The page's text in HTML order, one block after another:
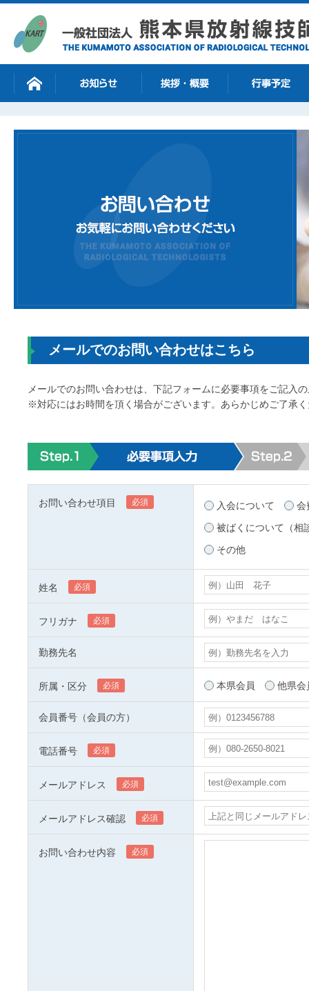
メールでのお問い合わせはこちら
メールでのお問い合わせは、下記フォームに必要事項をご記入
※対応にはお時間を頂く場合がございます。あらかじめご了承
お問い合わせ項目 必須 入会について
会
被ばくについて（相
その他
姓名 必須
フリガナ 必須
勤務先名
所属・区分 必須 本県会員 他県会
会員番号（会員の方）
電話番号 必須
メールアドレス 必須
メールアドレス確認 必須
お問い合わせ内容 必須